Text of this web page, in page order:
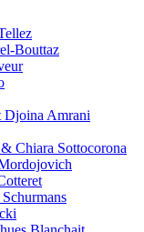
Bouttaz
Djoina Amrani
Chiara Sottocorona